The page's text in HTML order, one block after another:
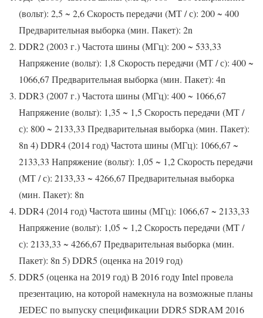
(вольт): 2,5 ~ 2,6 Скорость передачи (МТ / с): 200 ~ 400
Предварительная выборка (мин. Пакет): 2n
DDR2 (2003 г.) Частота шины (МГц): 200 ~ 533,33
Напряжение (вольт): 1,8 Скорость передачи (МТ / с): 400 ~
1066,67 Предварительная выборка (мин. Пакет): 4n
DDR3 (2007 г.) Частота шины (МГц): 400 ~ 1066,67
Напряжение (вольт): 1,35 ~ 1,5 Скорость передачи (МТ /
с): 800 ~ 2133,33 Предварительная выборка (мин. Пакет):
8n 4) DDR4 (2014 год) Частота шины (МГц): 1066,67 ~
2133,33 Напряжение (вольт): 1,05 ~ 1,2 Скорость передачи
(МТ / с): 2133,33 ~ 4266,67 Предварительная выборка
(мин. Пакет): 8n
DDR4 (2014 год) Частота шины (МГц): 1066,67 ~ 2133,33
Напряжение (вольт): 1,05 ~ 1,2 Скорость передачи (МТ /
с): 2133,33 ~ 4266,67 Предварительная выборка (мин.
Пакет): 8n 5) DDR5 (оценка на 2019 год)
DDR5 (оценка на 2019 год) В 2016 году Intel провела
презентацию, на которой намекнула на возможные планы
JEDEC по выпуску спецификации DDR5 SDRAM 2016